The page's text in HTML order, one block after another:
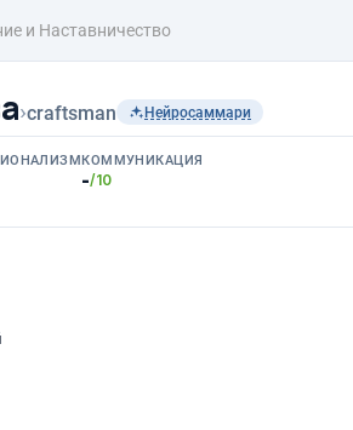
и Наставничество
›craftsman Нейросаммари
КОММУНИКАЦИЯ
-/10